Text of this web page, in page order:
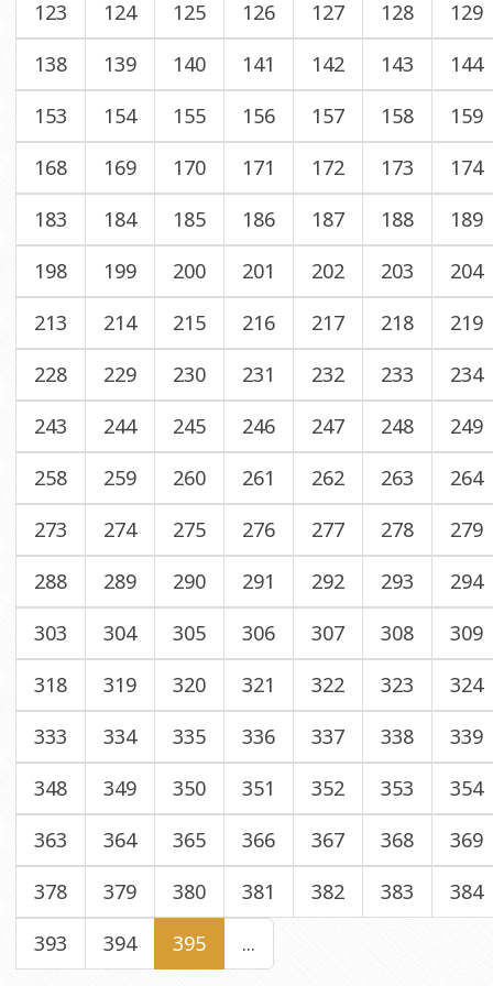
123 124 125 126 127 128
129
138
139 140 141 142 143
144
153
154 155 156 157 158
159
168
169 170 171 172 173
174
183
184 185 186 187 188
189
198
199 200 201 202 203
204
213
214 215 216 217 218
219
228
229 230 231 232 233
234
243
244 245 246 247 248
249
258
259 260 261 262 263
264
273
274 275 276 277 278
279
288
289 290 291 292 293
294
303
304 305 306 307 308
309
318
319 320 321 322 323
324
333
334 335 336 337 338
339
348
349 350 351 352 353
354
363
364 365 366 367 368
369
378
379 380 381 382 383
384
393
394 395 ...